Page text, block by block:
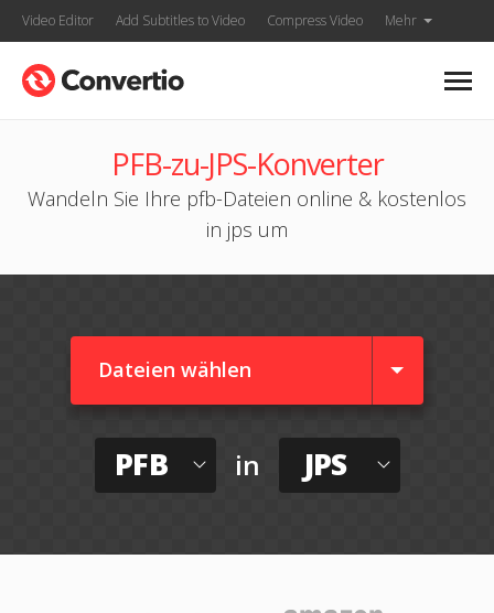
Video Editor Add Subtitles to Video Compress Video Mehr
PFB-zu-JPS-Konverter
Wandeln Sie Ihre pfb-Dateien online & kostenlos
in jps um
Dateien wählen
PFB in JPS